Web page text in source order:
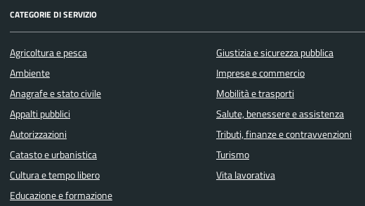
CATEGORIE DI SERVIZIO
Agricoltura e pesca
Ambiente
Anagrafe e stato civile
Appalti pubblici
Autorizzazioni
Catasto e urbanistica
Cultura e tempo libero
Educazione e formazione
Giustizia e sicurezza pubblica
Imprese e commercio
Mobilità e trasporti
Salute, benessere e assistenza
Tributi, finanze e contravvenzioni
Turismo
Vita lavorativa